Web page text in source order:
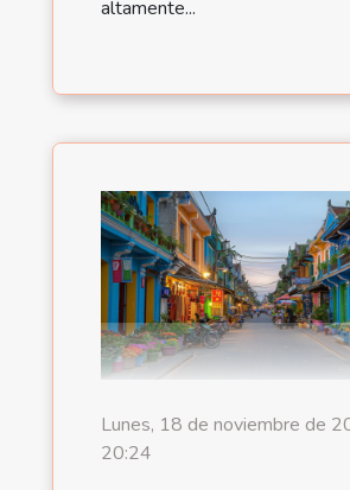
altamente...
Lunes, 18 de noviembre de
20:24